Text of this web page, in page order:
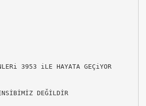
3953 iLE HAYATA GEÇiYOR
DEĞİLDİR